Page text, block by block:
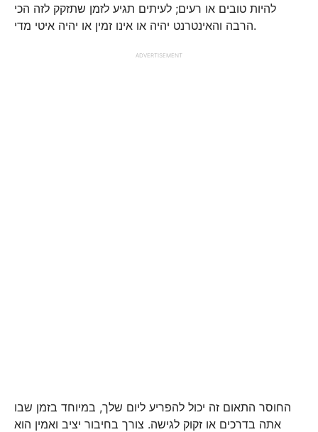
להיות טובים או רעים; לעיתים תגיע לזמן שתזקק לזה הכי
הרבה והאינטרנט יהיה או אינו זמין או יהיה איטי מדי.
ADVERTISEMENT
החוסר התאום זה יכול להפריע ליום שלך, במיוחד בזמן שבו
אתה בדרכים או זקוק לגישה. צורך בחיבור יציב ואמין הוא